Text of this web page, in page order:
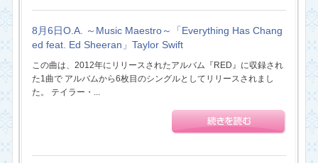
8月6日O.A. ～Music Maestro～「Everything Has Chang
ed feat. Ed Sheeran」Taylor Swift
この曲は、2012年にリリースされたアルバム『RED』に収録され
た1曲で アルバムから6枚目のシングルとしてリリースされまし
た。 テイラー・...